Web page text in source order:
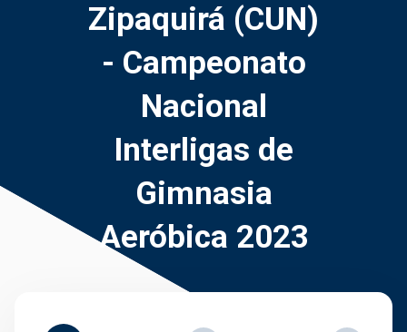
Zipaquirá (CUN)
- Campeonato
Nacional
Interligas de
Gimnasia
Aeróbica 2023